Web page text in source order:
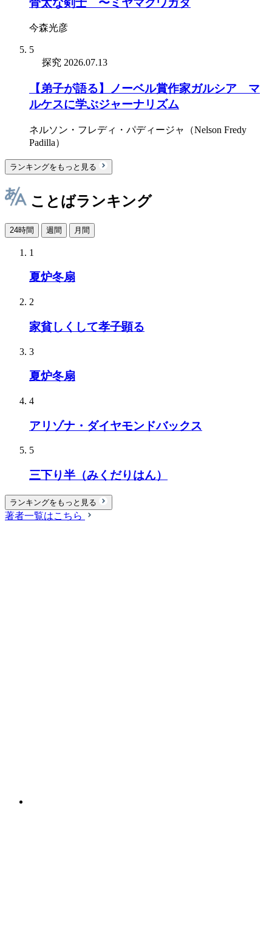
骨太な剣士 〜ミヤマクワガタ
今森光彦
5
探究 2026.07.13
【弟子が語る】ノーベル賞作家ガルシア゠マ
ルケスに学ぶジャーナリズム
ネルソン・フレディ・パディージャ（Nelson Fredy
Padilla）
ランキングをもっと見る
ことばランキング
24時間 週間 月間
1
夏炉冬扇
2
家貧しくして孝子顕る
3
夏炉冬扇
4
アリゾナ・ダイヤモンドバックス
5
三下り半（みくだりはん）
ランキングをもっと見る
著者一覧はこちら